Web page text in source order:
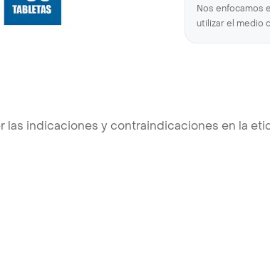
Nos enfocamos
utilizar el medio
indicaciones y contraindicaciones en la